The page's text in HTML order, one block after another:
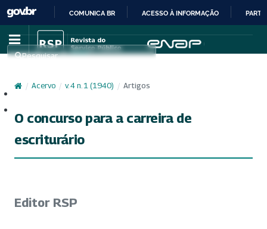
IR
PARA
CONTEÚDO
COMUNICA BR ACESSO À INFORMAÇÃO
Pesquisar
/ Acervo / v. 4 n. 1 (1940) / Artigos
O concurso para a carreira de
escriturário
Editor RSP